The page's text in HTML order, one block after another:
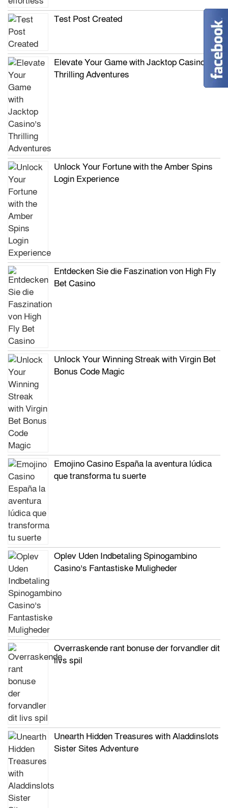
Test Post Created
Elevate Your Game with Jacktop Casino’s
Thrilling Adventures
Unlock Your Fortune with the Amber Spins
Login Experience
Entdecken Sie die Faszination von High Fly
Bet Casino
Unlock Your Winning Streak with Virgin Bet
Bonus Code Magic
Emojino Casino España la aventura lúdica
que transforma tu suerte
Oplev Uden Indbetaling Spinogambino
Casino’s Fantastiske Muligheder
Overraskende rant bonuse der forvandler dit
livs spil
Unearth Hidden Treasures with Aladdinslots
Sister Sites Adventure